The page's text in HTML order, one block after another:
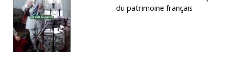
du patrimoine français